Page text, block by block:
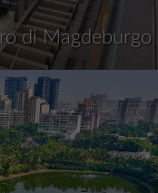
di Magdeburgo